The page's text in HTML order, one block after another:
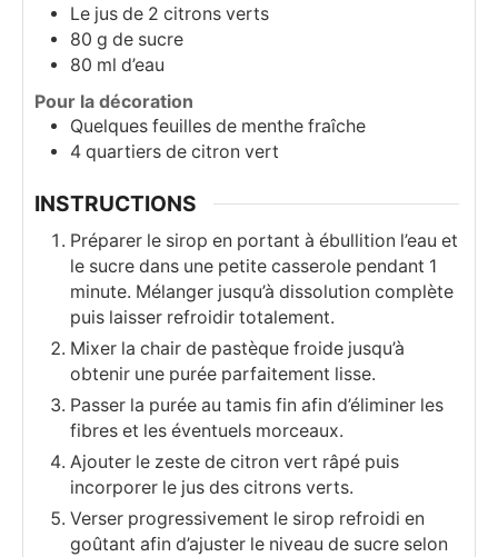
Le jus de 2 citrons verts
80 g de sucre
80 ml d’eau
Pour la décoration
Quelques feuilles de menthe fraîche
4 quartiers de citron vert
INSTRUCTIONS
Préparer le sirop en portant à ébullition l’eau et
le sucre dans une petite casserole pendant 1
minute. Mélanger jusqu’à dissolution complète
puis laisser refroidir totalement.
Mixer la chair de pastèque froide jusqu’à
obtenir une purée parfaitement lisse.
Passer la purée au tamis fin afin d’éliminer les
fibres et les éventuels morceaux.
Ajouter le zeste de citron vert râpé puis
incorporer le jus des citrons verts.
Verser progressivement le sirop refroidi en
goûtant afin d’ajuster le niveau de sucre selon